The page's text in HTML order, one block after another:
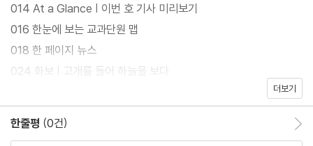
014 At a Glance | 이번 호 기사 미리보기
016 한눈에 보는 교과단원 맵
018 한 페이지 뉴스
024 화보 | 고개를 들어 하늘을 보다
156 편집부에서 생긴 일
더보기
한줄평 (0건)